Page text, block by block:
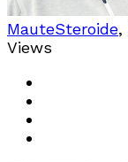
MauteSteroide,
Views